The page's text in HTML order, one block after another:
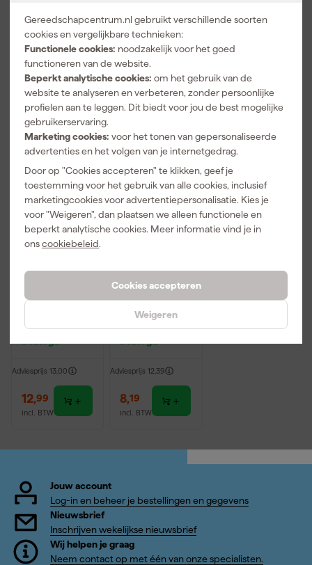
Gereedschapcentrum.nl gebruikt verschillende soorten
cookies en vergelijkbare technieken:
Functionele cookies: noodzakelijk voor het goed
functioneren van de website.
Beperkt analytische cookies: om het gebruik van de
website te analyseren en verbeteren, zonder persoonlijke
profielen aan te leggen. Dit biedt voor jou de best mogelijke
gebruikerservaring.
Marketing cookies: voor het tonen van gepersonaliseerde
advertenties en het volgen van je internetgedrag.
Door op "Cookies accepteren" te klikken, geef je
toestemming voor het gebruik van alle cookies, inclusief
marketingcookies voor advertentiepersonalisatie. Kies je
voor "Weigeren", dan plaatsen we alleen functionele en
beperkt analytische cookies. Meer informatie vind je in
onscookiebeleid.
Cookies accepteren
Weigeren
Artikelnummer
Modelcode
Bekijk alle kenmerken
Vaak gekocht met
Speciekuip -
Maandag
Adviesprijs 13,00
12,99
incl. BTW
Gripline
KUI00650-
Kuip - 65L -
Zwart
Morgen
Adviesprijs 12,39
8,19
incl. BTW
Jouw account
Log-in en beheer je bestellingen en gegevens
Nieuwsbrief
Inschrijven wekelijkse nieuwsbrief
Wij helpen je graag
Neem contact op met één van onze specialisten.